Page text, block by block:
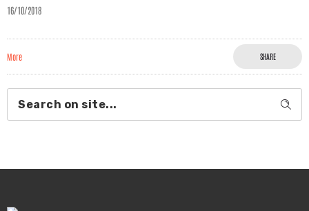
16/10/2018
More SHARE